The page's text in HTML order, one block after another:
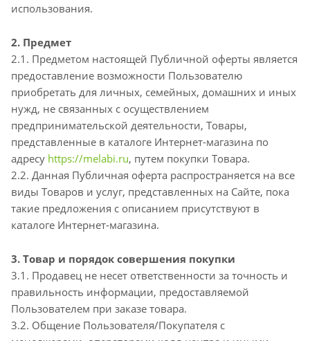
использования.
2. Предмет
2.1. Предметом настоящей Публичной оферты является
предоставление возможности Пользователю
приобретать для личных, семейных, домашних и иных
нужд, не связанных с осуществлением
предпринимательской деятельности, Товары,
представленные в каталоге Интернет-магазина по
адресу https://melabi.ru, путем покупки Товара.
2.2. Данная Публичная оферта распространяется на все
виды Товаров и услуг, представленных на Сайте, пока
такие предложения с описанием присутствуют в
каталоге Интернет-магазина.
3. Товар и порядок совершения покупки
3.1. Продавец не несет ответственности за точность и
правильность информации, предоставляемой
Пользователем при заказе товара.
3.2. Общение Пользователя/Покупателя с